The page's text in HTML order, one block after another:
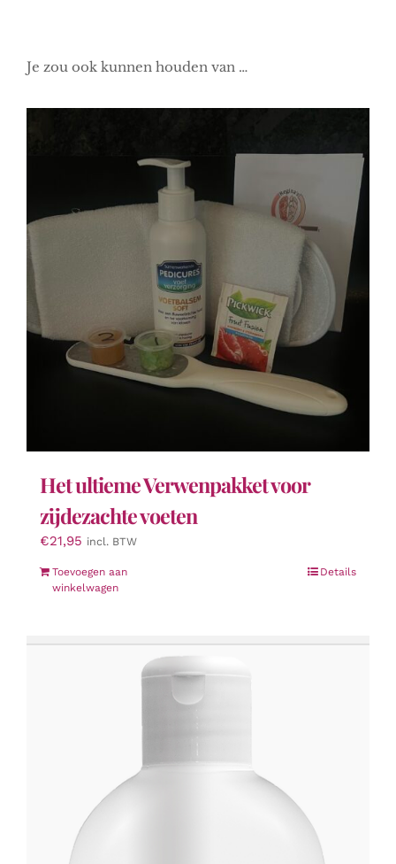
Je zou ook kunnen houden van …
Het ultieme Verwenpakket voor
zijdezachte voeten
€21,95 incl. BTW
Toevoegen aan
winkelwagen
Details